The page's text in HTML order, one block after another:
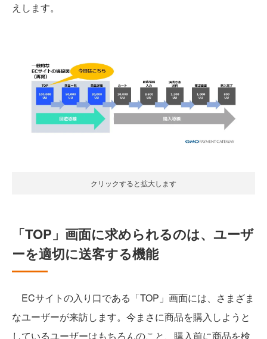
えします。
クリックすると拡大します
「TOP」画面に求められるのは、ユーザ
ーを適切に送客する機能
ECサイトの入り口である「TOP」画面には、さまざま
なユーザーが来訪します。今まさに商品を購入しようと
しているユーザーはもちろんのこと、購入前に商品を検